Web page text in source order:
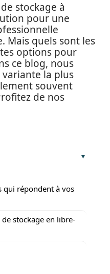
stockage à
pour une
Mais quels sont les
options pour
ce blog, nous
la plus
souvent
de nos
qui répondent à vos
stockage en libre-